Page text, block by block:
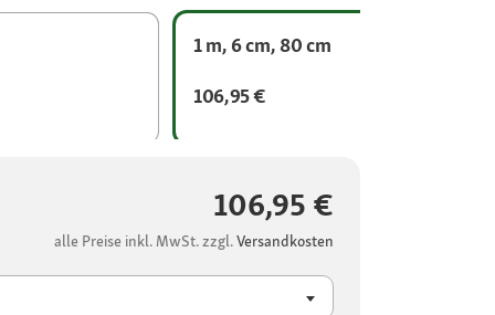
1 m, 6 cm, 80 cm
106,95 €
106,95 €
alle Preise inkl. MwSt. zzgl.Versandkosten